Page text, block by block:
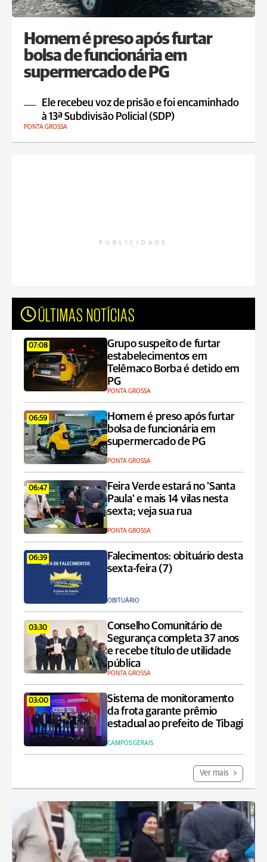
Homem é preso após furtar
bolsa de funcionária em
supermercado de PG
Ele recebeu voz de prisão e foi encaminhado
à 13ª Subdivisão Policial (SDP)
PONTA GROSSA
PUBLICIDADE
ÚLTIMAS NOTÍCIAS
07:08
Grupo suspeito de furtar
estabelecimentos em
Telêmaco Borba é detido em
PG
PONTA GROSSA
06:59
Homem é preso após furtar
bolsa de funcionária em
supermercado de PG
PONTA GROSSA
06:47
Feira Verde estará no 'Santa
Paula' e mais 14 vilas nesta
sexta; veja sua rua
PONTA GROSSA
06:39
Falecimentos: obituário desta
sexta-feira (7)
OBITUÁRIO
03:30
Conselho Comunitário de
Segurança completa 37 anos
e recebe título de utilidade
pública
PONTA GROSSA
03:00
Sistema de monitoramento
da frota garante prêmio
estadual ao prefeito de Tibagi
CAMPOS GERAIS
Ver mais